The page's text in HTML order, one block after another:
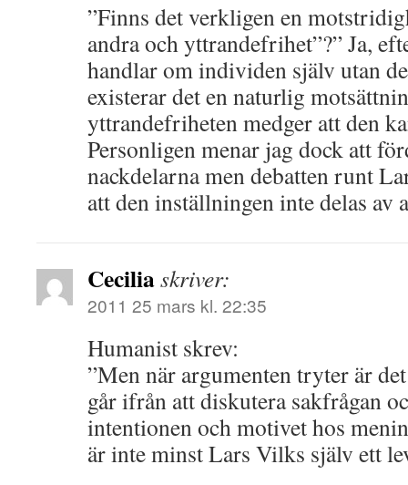
”Finns det verkligen en
andra och yttrandefrihet”?” Ja,
handlar om individen själv utan
existerar det en naturlig
yttrandefriheten medger att den
Personligen menar jag dock att
nackdelarna men debatten runt
att den inställningen inte delas av
Ceciliaskriver:
2011 25 mars kl. 22:35
Humanist skrev:
”Men när argumenten tryter är
går ifrån att diskutera sakfrågan
intentionen och motivet hos
är inte minst Lars Vilks själv ett